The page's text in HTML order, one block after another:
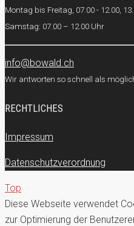
Montag bis Freitag, 07.00 - 12.00,
Samstag: 07.00 – 12.00 Uhr
info@bowald.ch
Wir antworten so schnell als
RECHTLICHES
Impressum
Datenschutzverordnung
Top
Diese Webseite verwendet
zur Optimierung der